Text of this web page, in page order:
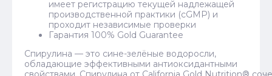
имеет регистрацию текущей надлежащей
производственной практики (cGMP) и
проходит независимые проверки
Гарантия 100% Gold Guarantee
Спирулина — это сине-зелёные водоросли,
обладающие эффективными антиоксидантными